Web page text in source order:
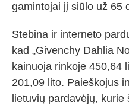
gamintojai jį siūlo už 65
Stebina ir interneto
kad „Givenchy Dahlia
kainuoja rinkoje 450,64
201,09 lito. Paieškojus
lietuvių pardavėjų,